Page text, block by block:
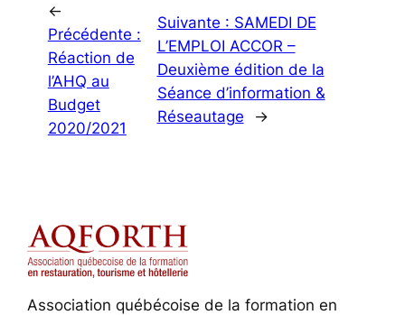
←
Précédente :
Réaction de
l’AHQ au
Budget
2020/2021
Suivante : SAMEDI DE
L’EMPLOI ACCOR –
Deuxième édition de la
Séance d’information &
Réseautage
→
Association québécoise de la formation en